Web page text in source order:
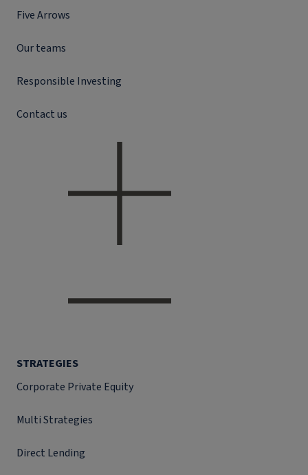
Five Arrows
Our teams
Responsible Investing
Contact us
STRATEGIES
Corporate Private Equity
Multi Strategies
Direct Lending